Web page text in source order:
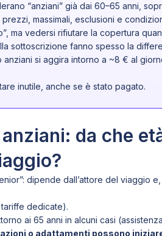
“anziani” già dai 60–65 anni,
massimali, esclusioni e
ma vedersi rifiutare la copertura
sottoscrizione fanno spesso la
anziani si aggira intorno a ~8 € al
inutile, anche se è stato pagato.
da che
dipende dall’attore del viaggio
dedicate).
ai 65 anni in alcuni casi
o adattamenti possono